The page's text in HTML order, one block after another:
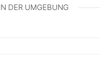
DER UMGEBUNG